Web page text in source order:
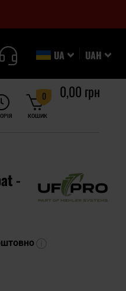
UAH
UA
КОШИК
0 0,00 грн
-